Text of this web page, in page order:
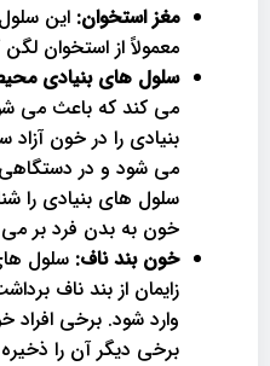
مغز استخوان: این
معمولاً از استخوان
سلول های بنیادی
می کند که باعث می
بنیادی را در خون
می شود و در دستگاهی
سلول های بنیادی را
خون به بدن فرد بر
خون بند ناف: سلول
زایمان از بند ناف
وارد شود. برخی افراد
برخی دیگر آن را